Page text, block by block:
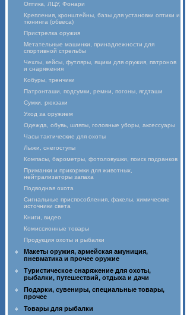
Оптика, ЛЦУ, Фонари
Крепления, кронштейны, базы для установки оптики и
тюнинга (обвеса)
Пристрелка оружия
Метательные машинки, принадлежности для
спортивной стрельбы
Чехлы, кейсы, футляры, ящики для оружия, патронов
и снаряжения
Кобуры, тренчики
Патронташи, подсумки, ремни, погоны, ягдташи
Сумки, рюкзаки
Уход за оружием
Одежда, обувь, шляпы, головные уборы, аксессуары
Часы тактические для охоты
Лыжи, снегоступы
Компасы, барометры, фотоловушки, поиск подранков
Приманки и прикормки для животных,
нейтрализаторы запаха
Подводная охота
Сигнальные приспособления, факелы, химические
источники света
Книги, видео
Комиссионные товары
Продукция охоты и рыбалки
Макеты оружия, армейская амуниция,
пневматика и прочее оружие
Туристическое снаряжение для охоты,
рыбалки, путешествий, отдыха и дачи
Подарки, сувениры, специальные товары,
прочее
Товары для рыбалки